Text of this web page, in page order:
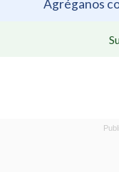
Agréganos